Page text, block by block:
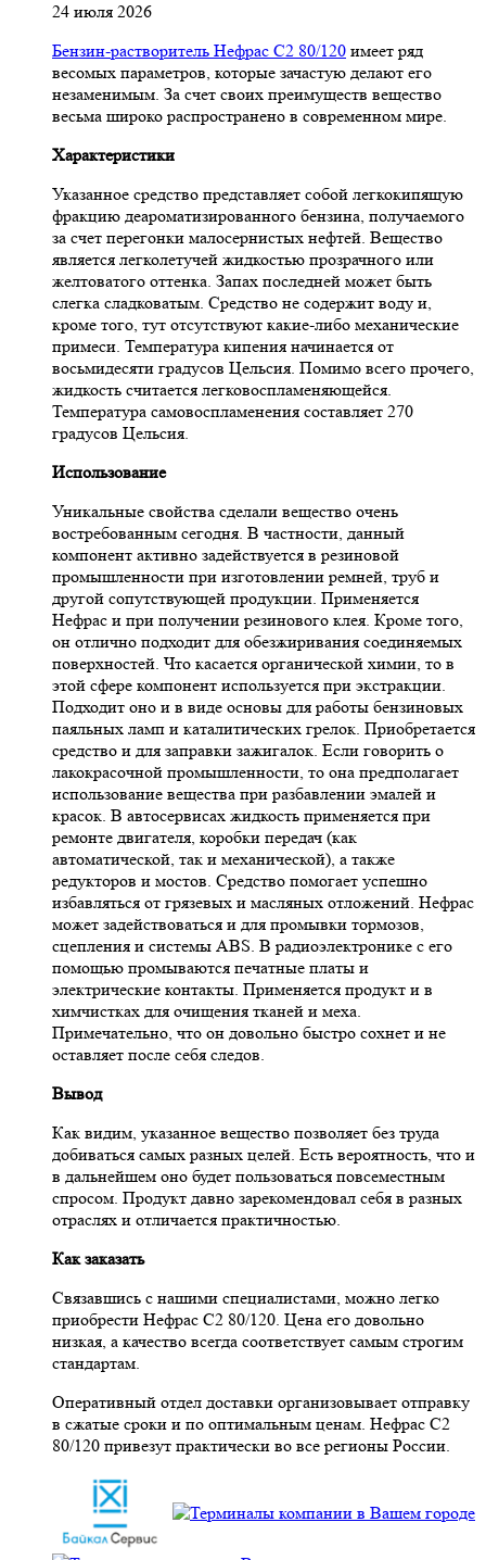
24 июля 2026
Бензин-растворитель Нефрас С2 80/120 имеет ряд
весомых параметров, которые зачастую делают его
незаменимым. За счет своих преимуществ вещество
весьма широко распространено в современном мире.
Характеристики
Указанное средство представляет собой легкокипящую
фракцию деароматизированного бензина, получаемого
за счет перегонки малосернистых нефтей. Вещество
является легколетучей жидкостью прозрачного или
желтоватого оттенка. Запах последней может быть
слегка сладковатым. Средство не содержит воду и,
кроме того, тут отсутствуют какие-либо механические
примеси. Температура кипения начинается от
восьмидесяти градусов Цельсия. Помимо всего прочего,
жидкость считается легковоспламеняющейся.
Температура самовоспламенения составляет 270
градусов Цельсия.
Использование
Уникальные свойства сделали вещество очень
востребованным сегодня. В частности, данный
компонент активно задействуется в резиновой
промышленности при изготовлении ремней, труб и
другой сопутствующей продукции. Применяется
Нефрас и при получении резинового клея. Кроме того,
он отлично подходит для обезжиривания соединяемых
поверхностей. Что касается органической химии, то в
этой сфере компонент используется при экстракции.
Подходит оно и в виде основы для работы бензиновых
паяльных ламп и каталитических грелок. Приобретается
средство и для заправки зажигалок. Если говорить о
лакокрасочной промышленности, то она предполагает
использование вещества при разбавлении эмалей и
красок. В автосервисах жидкость применяется при
ремонте двигателя, коробки передач (как
автоматической, так и механической), а также
редукторов и мостов. Средство помогает успешно
избавляться от грязевых и масляных отложений. Нефрас
может задействоваться и для промывки тормозов,
сцепления и системы ABS. В радиоэлектронике с его
помощью промываются печатные платы и
электрические контакты. Применяется продукт и в
химчистках для очищения тканей и меха.
Примечательно, что он довольно быстро сохнет и не
оставляет после себя следов.
Вывод
Как видим, указанное вещество позволяет без труда
добиваться самых разных целей. Есть вероятность, что и
в дальнейшем оно будет пользоваться повсеместным
спросом. Продукт давно зарекомендовал себя в разных
отраслях и отличается практичностью.
Как заказать
Связавшись с нашими специалистами, можно легко
приобрести Нефрас С2 80/120. Цена его довольно
низкая, а качество всегда соответствует самым строгим
стандартам.
Оперативный отдел доставки организовывает отправку
в сжатые сроки и по оптимальным ценам. Нефрас С2
80/120 привезут практически во все регионы России.